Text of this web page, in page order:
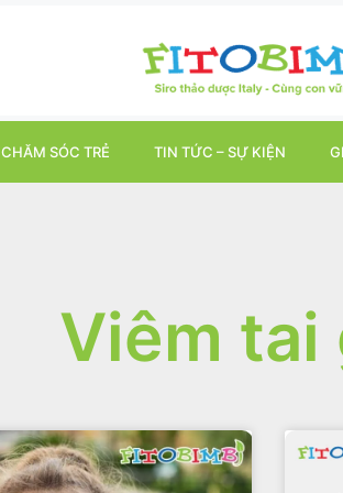
CHĂM SÓC TRẺ TIN TỨC – SỰ KIỆN
Viêm tai